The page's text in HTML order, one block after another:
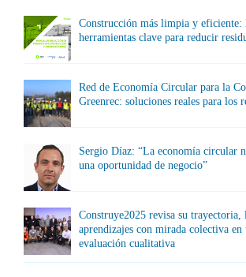
Construcción más limpia y eficiente:
herramientas clave para reducir
Red de Economía Circular para la
Greenrec: soluciones reales para los
Sergio Díaz: “La economía circular
una oportunidad de negocio”
Construye2025 revisa su trayectoria,
aprendizajes con mirada colectiva en
evaluación cualitativa